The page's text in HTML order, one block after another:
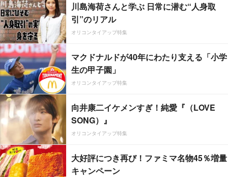
川島海荷さんと学ぶ 日常に潜む“人身取
引”のリアル
オリコンタイアップ特集
マクドナルドが40年にわたり支える「小学
生の甲子園」
オリコンタイアップ特集
向井康二イケメンすぎ！純愛『（LOVE
SONG）』
オリコンタイアップ特集
大好評につき再び！ファミマ名物45％増量
キャンペーン